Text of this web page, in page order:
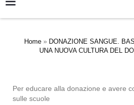
Home » DONAZIONE SANGUE.
UNA NUOVA CULTURA DEL
Per educare alla donazione e avere
sulle scuole